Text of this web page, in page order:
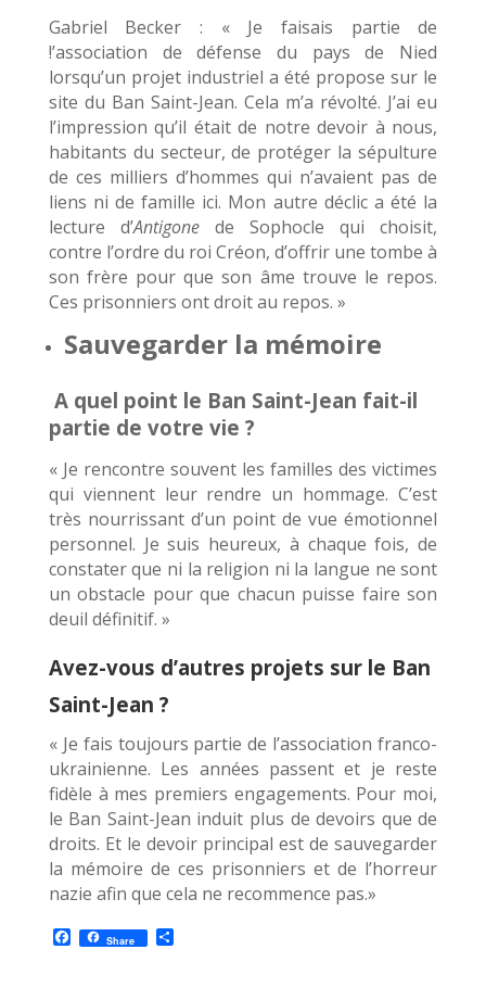
Gabriel Becker : « Je faisais partie de
!’association de défense du pays de Nied
lorsqu’un projet industriel a été propose sur le
site du Ban Saint-Jean. Cela m’a révolté. J’ai eu
l’impression qu’il était de notre devoir à nous,
habitants du secteur, de protéger la sépulture
de ces milliers d’hommes qui n’avaient pas de
liens ni de famille ici. Mon autre déclic a été la
lecture d’Antigone de Sophocle qui choisit,
contre l’ordre du roi Créon, d’offrir une tombe à
son frère pour que son âme trouve le repos.
Ces prisonniers ont droit au repos. »
Sauvegarder la mémoire
A quel point le Ban Saint-Jean fait-il
partie de votre vie ?
« Je rencontre souvent les familles des victimes
qui viennent leur rendre un hommage. C’est
très nourrissant d’un point de vue émotionnel
personnel. Je suis heureux, à chaque fois, de
constater que ni la religion ni la langue ne sont
un obstacle pour que chacun puisse faire son
deuil définitif. »
Avez-vous d’autres projets sur le Ban
Saint-Jean ?
« Je fais toujours partie de l’association franco-
ukrainienne. Les années passent et je reste
fidèle à mes premiers engagements. Pour moi,
le Ban Saint-Jean induit plus de devoirs que de
droits. Et le devoir principal est de sauvegarder
la mémoire de ces prisonniers et de l’horreur
nazie afin que cela ne recommence pas.»
F
a
Share P